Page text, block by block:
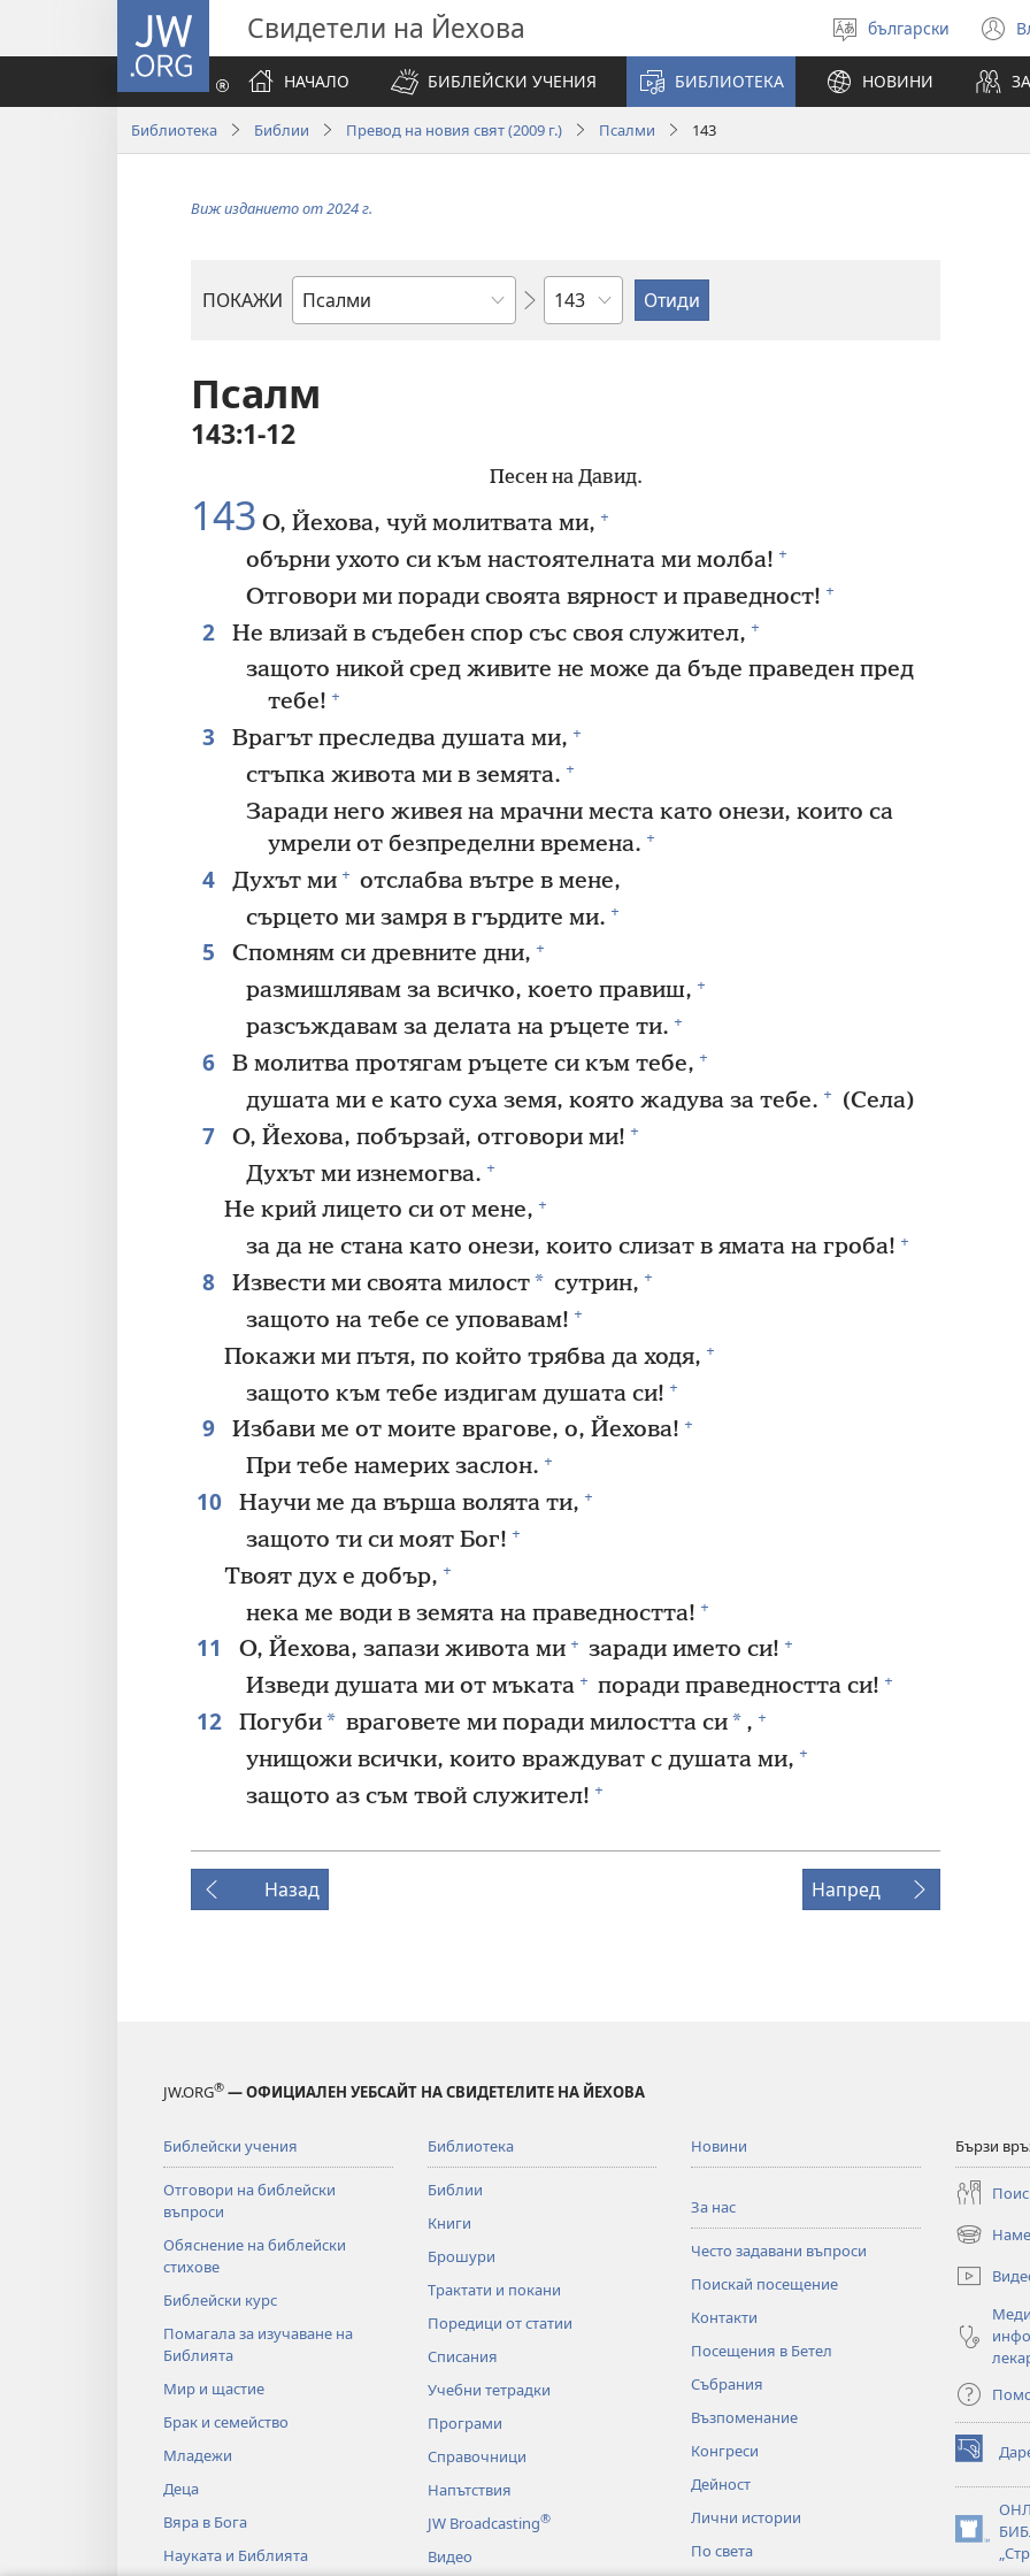
JW.ORG Свидетели на Йехова
Избери
език
български
НАЧАЛО
БИБЛЕЙСКИ УЧЕНИЯ БИБЛИОТЕКА НОВИНИ
Библиотека Библии Превод на новия свят (2009 г.) Псалми 143
Виж изданието от 2024 г.
ПОКАЖИ
Библейска
Глава
Псалм
143:1-12
Песен на Давид.
143 О, Йехова, чуй молитвата ми, +
обърни ухото си към настоятелната ми молба! +
Отговори ми поради своята вярност и праведност! +
2 Не влизай в съдебен спор със своя служител, +
защото никой сред живите не може да бъде праведен пред
тебе! +
3 Врагът преследва душата ми, +
стъпка живота ми в земята. +
Заради него живея на мрачни места като онези, които са
умрели от безпределни времена. +
4 Духът ми + отслабва вътре в мене,
сърцето ми замря в гърдите ми. +
5 Спомням си древните дни, +
размишлявам за всичко, което правиш, +
разсъждавам за делата на ръцете ти. +
6 В молитва протягам ръцете си към тебе, +
душата ми е като суха земя, която жадува за тебе. + (Села)
7 О, Йехова, побързай, отговори ми! +
Духът ми изнемогва. +
Не крий лицето си от мене, +
за да не стана като онези, които слизат в ямата на гроба! +
8 Извести ми своята милост* сутрин, +
защото на тебе се уповавам! +
Покажи ми пътя, по който трябва да ходя, +
защото към тебе издигам душата си! +
9 Избави ме от моите врагове, о, Йехова! +
При тебе намерих заслон. +
10 Научи ме да върша волята ти, +
защото ти си моят Бог! +
Твоят дух е добър, +
нека ме води в земята на праведността! +
11 О, Йехова, запази живота ми + заради името си! +
Изведи душата ми от мъката + поради праведността си! +
12 Погуби* враговете ми поради милостта си* , +
унищожи всички, които враждуват с душата ми, +
защото аз съм твой служител! +
Назад Напред
JW.ORG® — ОФИЦИАЛЕН УЕБСАЙТ НА СВИДЕТЕЛИТЕ НА ЙЕХОВА
Библейски учения
Отговори на библейски
въпроси
Обяснение на библейски
стихове
Библейски курс
Помагала за изучаване на
Библията
Мир и щастие
Брак и семейство
Младежи
Деца
Вяра в Бога
Науката и Библията
Библиотека
Библии
Книги
Брошури
Трактати и покани
Поредици от статии
Списания
Учебни тетрадки
Програми
Справочници
Напътствия
JW Broadcasting®
Видео
Новини
За нас
Често задавани въпроси
Поискай посещение
Контакти
Посещения в Бетел
Събрания
Възпоменание
Конгреси
Дейност
Лични истории
По света
Бързи
(отваря
нов
прозорец)
(отваря
нов
прозорец)
(отваря